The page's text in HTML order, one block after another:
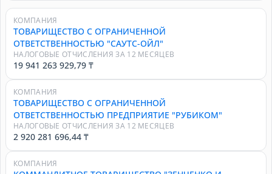
КОМПАНИЯ
ТОВАРИЩЕСТВО С ОГРАНИЧЕННОЙ
ОТВЕТСТВЕННОСТЬЮ "САУТС-ОЙЛ"
НАЛОГОВЫЕ ОТЧИСЛЕНИЯ ЗА 12 МЕСЯЦЕВ
19 941 263 929,79 ₸
КОМПАНИЯ
ТОВАРИЩЕСТВО С ОГРАНИЧЕННОЙ
ОТВЕТСТВЕННОСТЬЮ ПРЕДПРИЯТИЕ "РУБИКОМ"
НАЛОГОВЫЕ ОТЧИСЛЕНИЯ ЗА 12 МЕСЯЦЕВ
2 920 281 696,44 ₸
КОМПАНИЯ